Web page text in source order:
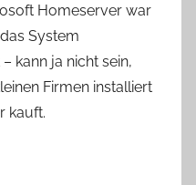
Homeserver war
System
kann ja nicht sein,
Firmen installiert
kauft.